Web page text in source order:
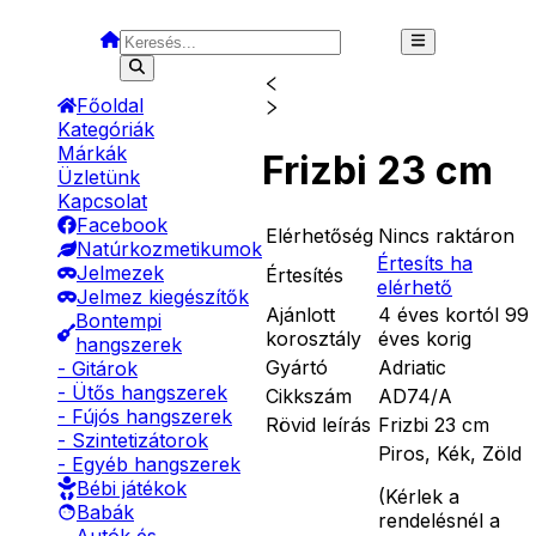
Főoldal
Kategóriák
Márkák
Üzletünk
Kapcsolat
Facebook
Natúrkozmetikumok
Jelmezek
Jelmez kiegészítők
Bontempi
hangszerek
- Gitárok
- Ütős hangszerek
- Fújós hangszerek
- Szintetizátorok
- Egyéb hangszerek
Bébi játékok
Babák
Frizbi 23 cm
Elérhetőség Nincs raktáron
Értesítés
Értesíts ha
elérhető
Ajánlott
korosztály
4 éves kortól 99
éves korig
Gyártó
Adriatic
Cikkszám
AD74/A
Rövid leírás Frizbi 23 cm
Piros, Kék, Zöld
(Kérlek a
rendelésnél a